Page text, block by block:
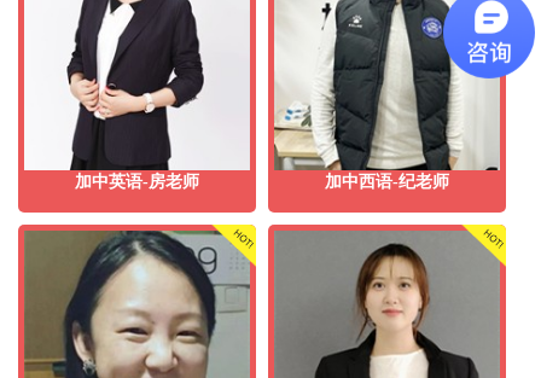
加中英语-房老师 加中西语-纪老师